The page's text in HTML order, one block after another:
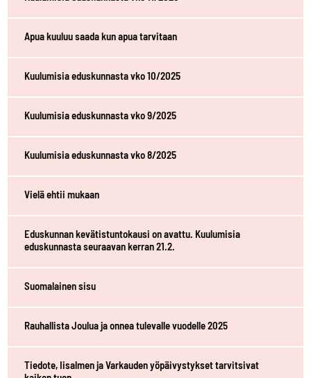
Apua kuuluu saada kun apua tarvitaan
Kuulumisia eduskunnasta vko 10/2025
Kuulumisia eduskunnasta vko 9/2025
Kuulumisia eduskunnasta vko 8/2025
Vielä ehtii mukaan
Eduskunnan kevätistuntokausi on avattu. Kuulumisia
eduskunnasta seuraavan kerran 21.2.
Suomalainen sisu
Rauhallista Joulua ja onnea tulevalle vuodelle 2025
Tiedote, Iisalmen ja Varkauden yöpäivystykset tarvitsivat